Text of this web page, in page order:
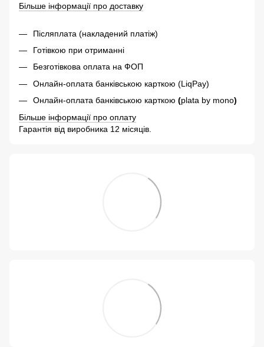
Більше інформації про доставку
Післяплата (накладений платіж)
Готівкою при отриманні
Безготівкова оплата на ФОП
Онлайн-оплата банківською карткою (LiqPay)
Онлайн-оплата банківською карткою (plata by mono)
Більше інформації про оплату
Гарантія від виробника 12 місяців.